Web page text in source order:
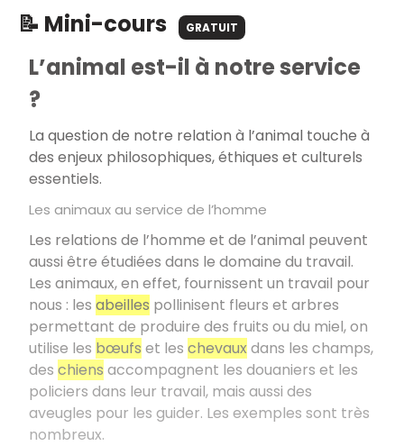
📝 Mini-cours GRATUIT
L’animal est-il à notre service
?
La question de notre relation à l’animal touche à
des enjeux philosophiques, éthiques et culturels
essentiels.
Les animaux au service de l’homme
Les relations de l’homme et de l’animal peuvent
aussi être étudiées dans le domaine du travail.
Les animaux, en effet, fournissent un travail pour
nous : les abeilles pollinisent fleurs et arbres
permettant de produire des fruits ou du miel, on
utilise les bœufs et les chevaux dans les champs,
des chiens accompagnent les douaniers et les
policiers dans leur travail, mais aussi des
aveugles pour les guider. Les exemples sont très
nombreux.